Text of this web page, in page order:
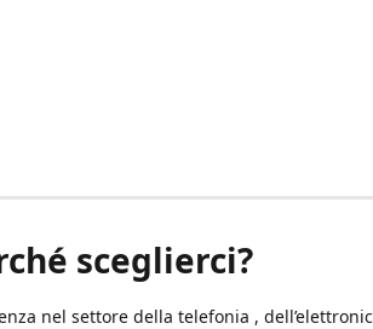
sceglierci?
nel settore della telefonia ,